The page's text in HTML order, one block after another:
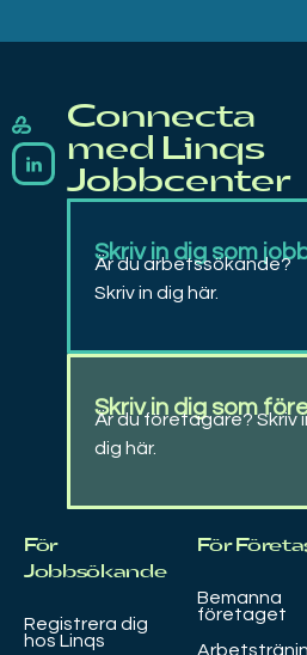
Connecta
med Linqs
Jobbcenter
Skriv in dig som
Är du arbetssökande?
Skriv in dig här.
Skriv in dig som
Är du företagare? Skriv
dig här.
För
Jobbsökande
Registrera dig
hos Linqs
För
Bemanna
företaget
Linqs
Rekrytering, bemanning, matchning, coachning och arbetsträning